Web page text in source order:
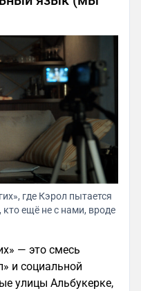
где Кэрол пытается
кто ещё не с нами, вроде
— это смесь
и социальной
улицы Альбукерке,